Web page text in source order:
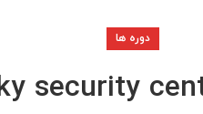
دوره ها